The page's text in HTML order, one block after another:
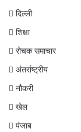
दिल्ली
शिक्षा
रोचक समाचार
अंतर्राष्ट्रीय
नौकरी
खेल
पंजाब